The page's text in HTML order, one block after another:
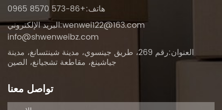
هاتف:+86-573 8570 0965
البريد الإلكتروني:wenwei122@163.com
info@shwenweibz.com
العنوان:رقم 269، طريق جينسوي، مدينة شينتسانغ، مدينة
جياشينغ، مقاطعة تشجيانغ، الصين
تواصل معنا